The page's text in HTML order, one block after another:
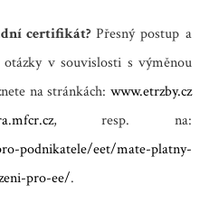
certifikát? Přesný postup a
v souvislosti s výměnou
na stránkách: www.etrzby.cz
, resp. na:
podnikatele/eet/mate-platny-
pro-ee/.